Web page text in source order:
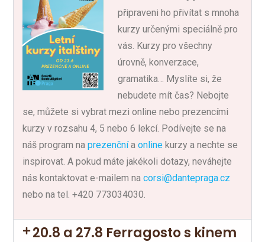
připraveni ho přivítat s mnoha
kurzy určenými speciálně pro
vás. Kurzy pro všechny
úrovně, konverzace,
gramatika… Myslíte si, že
nebudete mít čas? Nebojte
se, můžete si vybrat mezi online nebo prezencími
kurzy v rozsahu 4, 5 nebo 6 lekcí. Podívejte se na
náš program naprezenčníaonline kurzy a nechte se
inspirovat. A pokud máte jakékoli dotazy, neváhejte
nás kontaktovat e-mailem nacorsi@dantepraga.cz
nebo na tel. +420 773034030.
20.8 a 27.8 Ferragosto s kinem